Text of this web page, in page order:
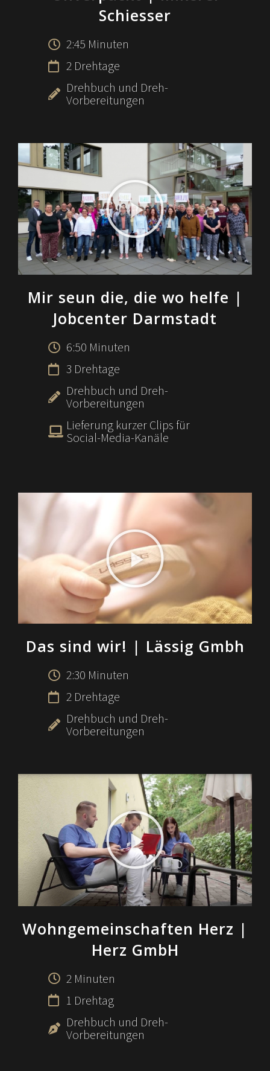
Schiesser
2:45 Minuten
2 Drehtage
Drehbuch und Dreh-
Vorbereitungen
Mir seun die, die wo helfe |
Jobcenter Darmstadt
6:50 Minuten
3 Drehtage
Drehbuch und Dreh-
Vorbereitungen
Lieferung kurzer Clips für
Social-Media-Kanäle
Das sind wir! | Lässig Gmbh
2:30 Minuten
2 Drehtage
Drehbuch und Dreh-
Vorbereitungen
Wohngemeinschaften Herz |
Herz GmbH
2 Minuten
1 Drehtag
Drehbuch und Dreh-
Vorbereitungen